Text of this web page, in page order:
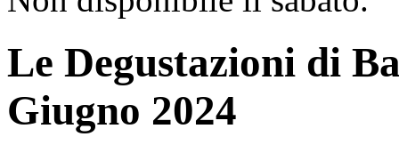
Le Degustazioni di
Giugno 2024